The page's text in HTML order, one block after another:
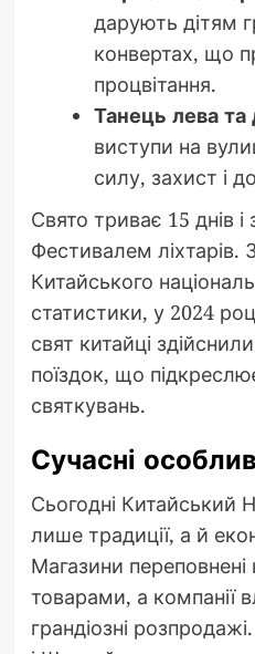
дарують дітям
конвертах, що
процвітання.
Танець лева та
виступи на
силу, захист і
Свято триває 15 днів
Фестивалем ліхтарів.
Китайського
статистики, у 2024
свят китайці
поїздок, що
святкувань.
Сучасні
Сьогодні Китайський
лише традиції, а й
Магазини
товарами, а компанії
грандіозні